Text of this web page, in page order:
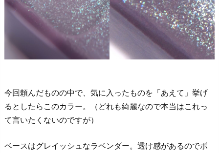
今回頼んだものの中で、気に入ったものを「あえて」挙げ
るとしたらこのカラー。（どれも綺麗なので本当はこれっ
て言いたくないのですが）
ベースはグレイッシュなラベンダー。透け感があるのでボ